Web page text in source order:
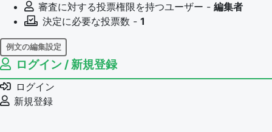
審査に対する投票権限を持つユーザー - 編集者
決定に必要な投票数 - 1
例文の編集設定
例文の編集権限を持つユーザー -
例文の削除を審査する
審査に対する投票権限を持つユーザー -
決定に必要な投票数 -
ログイン / 新規登録
ログイン
新規登録